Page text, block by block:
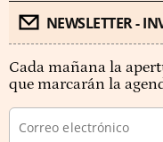
NEWSLETTER -
Cada mañana la
que marcarán la